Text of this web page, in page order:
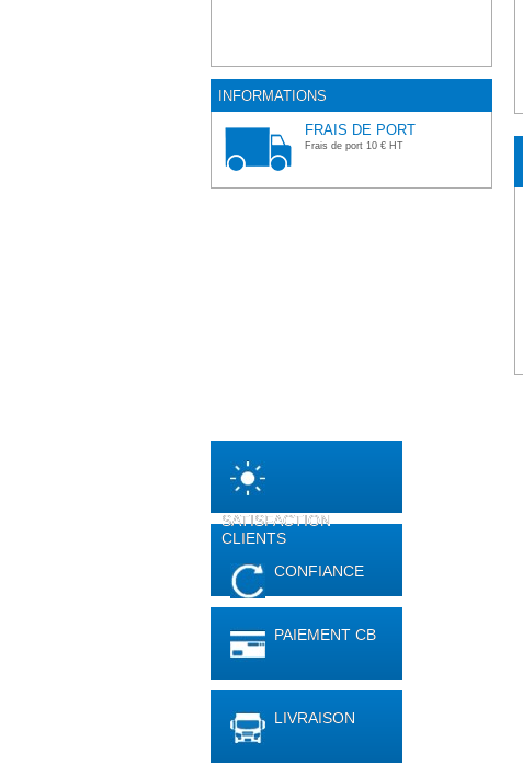
INFORMATIONS
FRAIS DE PORT
Frais de port 10 € HT
SATISFACTION
CLIENTS
CONFIANCE
PAIEMENT CB
LIVRAISON